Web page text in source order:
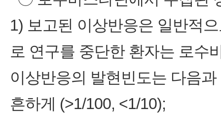
1) 보고된 이상반응은 일반적
로 연구를 중단한 환자는 로수
이상반응의 발현빈도는 다음
흔하게 (>1/100, <1/10);